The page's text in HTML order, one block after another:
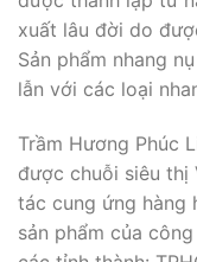
Trầm Hương Phúc
Đà Nẵng, vùng đất
nguồn nguyên liệu
được thành lập từ
xuất lâu đời do
Sản phẩm nhang
lẫn với các loại
Trầm Hương Phúc